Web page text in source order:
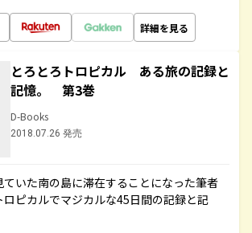
詳細を見る
とろとろトロピカル ある旅の記録と
記憶。 第3巻
D-Books
2018.07.26 発売
いた南の島に滞在することになった筆者
ピカルでマジカルな45日間の記録と記